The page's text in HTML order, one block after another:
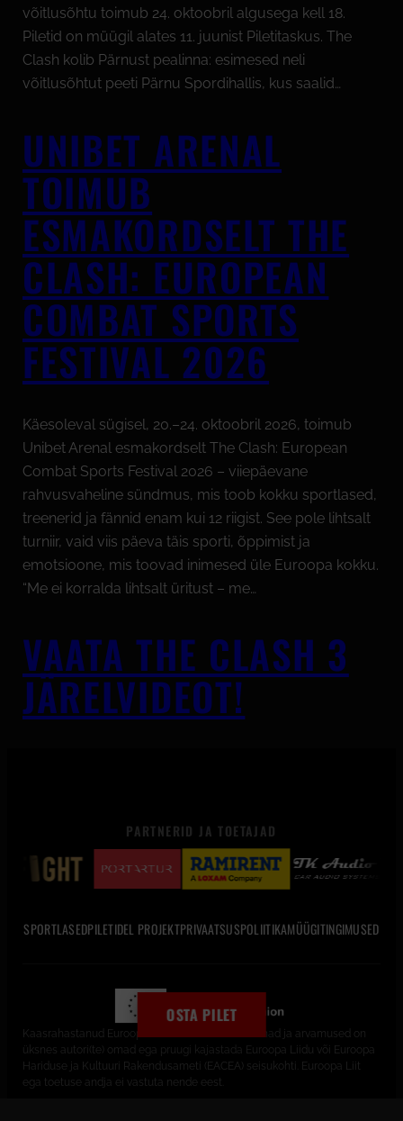
OSTA PILET
võitlusõhtu toimub 24. oktoobril algusega kell 18.
Piletid on müügil alates 11. juunist Piletitaskus. The
Clash kolib Pärnust pealinna: esimesed neli
võitlusõhtut peeti Pärnu Spordihallis, kus saalid…
UNIBET ARENAL
TOIMUB
ESMAKORDSELT THE
CLASH: EUROPEAN
COMBAT SPORTS
FESTIVAL 2026
Käesoleval sügisel, 20.–24. oktoobril 2026, toimub
Unibet Arenal esmakordselt The Clash: European
Combat Sports Festival 2026 – viiepäevane
rahvusvaheline sündmus, mis toob kokku sportlased,
treenerid ja fännid enam kui 12 riigist. See pole lihtsalt
turniir, vaid viis päeva täis sporti, õppimist ja
emotsioone, mis toovad inimesed üle Euroopa kokku.
“Me ei korralda lihtsalt üritust – me…
VAATA THE CLASH 3
JÄRELVIDEOT!
PARTNERID JA TOETAJAD
SPORTLASEDPILETIDEL PROJEKTPRIVAATSUSPOLIITIKAMÜÜGITINGIMUSED
Kaasrahastanud Euroopa Liit. Avaldatud seisukohad ja arvamused on
üksnes autori(te) omad ega pruugi kajastada Euroopa Liidu või Euroopa
Hariduse ja Kultuuri Rakendusameti (EACEA) seisukohti. Euroopa Liit
ega toetuse andja ei vastuta nende eest.